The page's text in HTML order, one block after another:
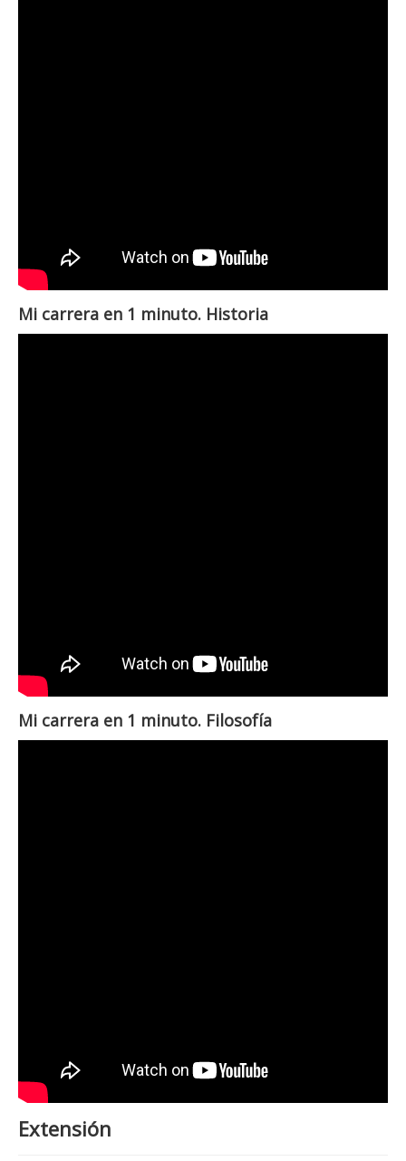
Mi carrera en 1 minuto. Historia
Mi carrera en 1 minuto. Filosofía
Extensión